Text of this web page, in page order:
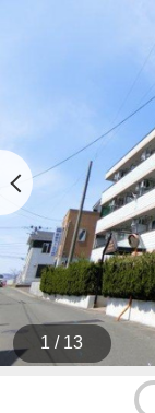
1 / 13